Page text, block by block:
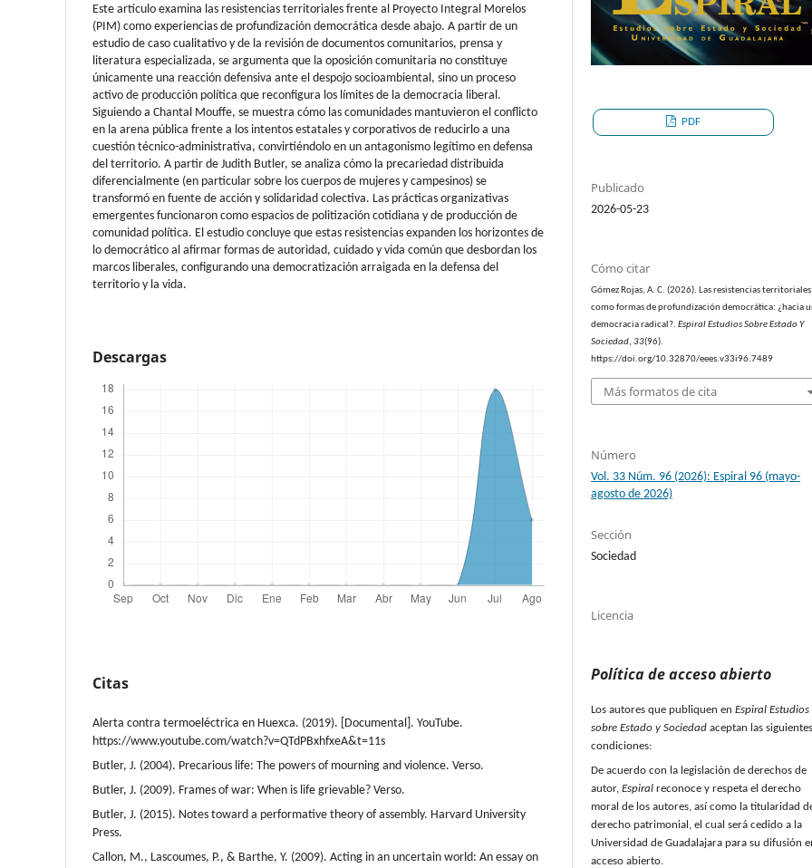
Este artículo examina las resistencias territoriales frente al Proyecto Integral Morelos
(PIM) como experiencias de profundización democrática desde abajo. A partir de un
estudio de caso cualitativo y de la revisión de documentos comunitarios, prensa y
literatura especializada, se argumenta que la oposición comunitaria no constituye
únicamente una reacción defensiva ante el despojo socioambiental, sino un proceso
activo de producción política que reconfigura los límites de la democracia liberal.
Siguiendo a Chantal Mouffe, se muestra cómo las comunidades mantuvieron el conflicto
en la arena pública frente a los intentos estatales y corporativos de reducirlo a una
cuestión técnico-administrativa, convirtiéndolo en un antagonismo legítimo en defensa
del territorio. A partir de Judith Butler, se analiza cómo la precariedad distribuida
diferencialmente (en particular sobre los cuerpos de mujeres y campesinos) se
transformó en fuente de acción y solidaridad colectiva. Las prácticas organizativas
emergentes funcionaron como espacios de politización cotidiana y de producción de
comunidad política. El estudio concluye que estas resistencias expanden los horizontes de
lo democrático al afirmar formas de autoridad, cuidado y vida común que desbordan los
marcos liberales, configurando una democratización arraigada en la defensa del
territorio y la vida.
Descargas
Citas
Alerta contra termoeléctrica en Huexca. (2019). [Documental]. YouTube.
https://www.youtube.com/watch?v=QTdPBxhfxeA&t=11s
Butler, J. (2004). Precarious life: The powers of mourning and violence. Verso.
Butler, J. (2009). Frames of war: When is life grievable? Verso.
Butler, J. (2015). Notes toward a performative theory of assembly. Harvard University
Press.
Callon, M., Lascoumes, P., & Barthe, Y. (2009). Acting in an uncertain world: An essay on
PDF
Publicado
2026-05-23
Cómo citar
Gómez Rojas, A. C. (2026). Las resistencias territoriales
como formas de profundización democrática: ¿hacia
democracia radical?.Espiral Estudios Sobre Estado Y
Sociedad,33(96).
https://doi.org/10.32870/eees.v33i96.7489
Más formatos de cita
Número
Vol. 33 Núm. 96 (2026): Espiral 96 (mayo-
agosto de 2026)
Sección
Sociedad
Licencia
Política de acceso abierto
Los autores que publiquen enEspiral Estudios
sobre Estado y Sociedad aceptan las
condiciones:
De acuerdo con la legislación de derechos de
autor,Espiralreconoce y respeta el derecho
moral de los autores, así como la titularidad
derecho patrimonial, el cual será cedido a la
Universidad de Guadalajara para su difusión
acceso abierto.